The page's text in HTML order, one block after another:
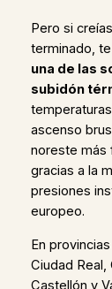
Pero si
terminado,
una de las
subidón
ascenso
noreste más
gracias a la
presiones
europeo.
En
Ciudad Real,
Castellón y